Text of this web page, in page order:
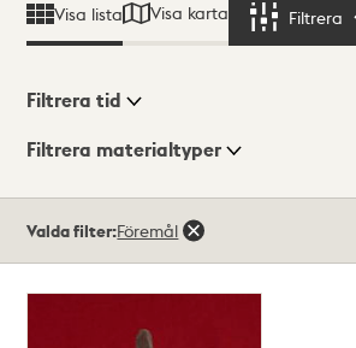
Visa lista Visa karta Filtrera
Visningsläge
Filtrera tid
Filtrera materialtyper
träffar
Valda filter:Föremål